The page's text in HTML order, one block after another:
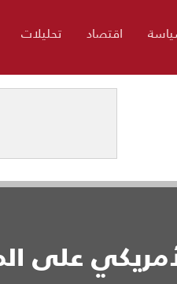
اقتصاد تحليلات
على